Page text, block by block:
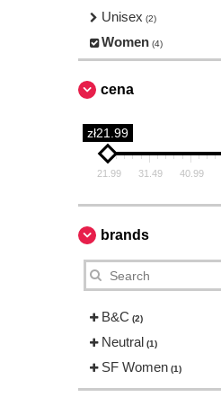
Unisex (2)
Women (4)
cena
zł21.99
21.99 31.49 40.99
brands
B&C (2)
Neutral (1)
SF Women (1)